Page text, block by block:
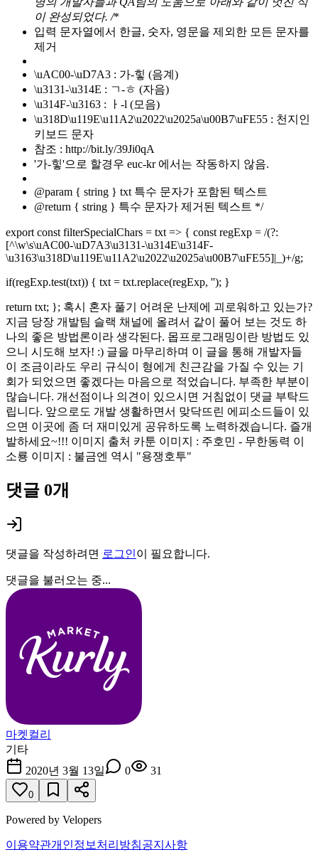
이 완성되었다. /*
입력 문자열에서 한글, 숫자, 영문을 제외한 모든 문자를
제거
\uAC00-\uD7A3 : 가-힣 (음계)
\u3131-\u314E : ㄱ-ㅎ (자음)
\u314F-\u3163 : ㅏ-l (모음)
\u318D\u119E\u11A2\u2022\u2025a\u00B7\uFE55 : 천지인
키보드 문자
참조 : http://bit.ly/39Ji0qA
'가-힣'으로 할경우 euc-kr 에서는 작동하지 않음.
@param { string } txt 특수 문자가 포함된 텍스트
@return { string } 특수 문자가 제거된 텍스트 */
export const filterSpecialChars = txt => { const regExp = /(?:
[^\w\s\uAC00-\uD7A3\u3131-\u314E\u314F-
\u3163\u318D\u119E\u11A2\u2022\u2025a\u00B7\uFE55]|_)+/g;
if(regExp.test(txt)) { txt = txt.replace(regExp, ''); }
return txt; }; 혹시 혼자 풀기 어려운 난제에 괴로워하고 있는가?
지금 당장 개발팀 슬랙 채널에 올려서 같이 풀어 보는 것도 하
나의 좋은 방법론이라 생각된다. 몹프로그래밍이란 방법도 있
으니 시도해 보자! :) 글을 마무리하며 이 글을 통해 개발자들
이 조금이라도 우리 규식이 형에게 친근감을 가질 수 있는 기
회가 되었으면 좋겠다는 마음으로 적었습니다. 부족한 부분이
많습니다. 개선점이나 의견이 있으시면 거침없이 댓글 부탁드
립니다. 앞으로도 개발 생활하면서 맞닥뜨린 에피소드들이 있
으면 이곳에 좀 더 재미있게 공유하도록 노력하겠습니다. 즐개
발하세요~!!! 이미지 출처 카툰 이미지 : 주호민 - 무한동력 이
소룡 이미지 : 불금엔 역시 "용쟁호투"
댓글 0개
댓글을 작성하려면 로그인이 필요합니다.
댓글을 불러오는 중...
마켓컬리
기타
2020년 3월 13일
0 31
0
Powered by Velopers
이용약관개인정보처리방침공지사항